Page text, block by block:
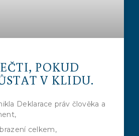
POKUD
V KLIDU.
Deklarace práv člověka a
celkem,